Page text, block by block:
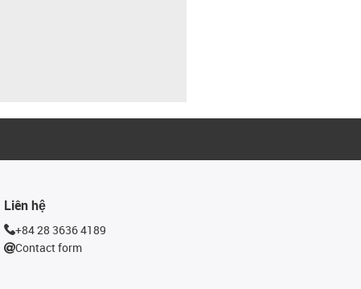
Liên hệ
+84 28 3636 4189
Contact form